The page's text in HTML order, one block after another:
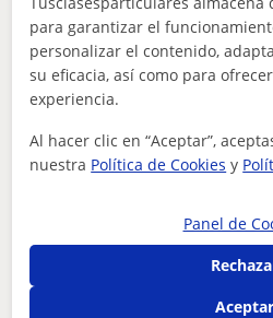
Villamediana De Iregua,
Química: Química básica
Doy clases de química
naturales) a todos los
los últimos 10 años a todos los
alumnos han aprobado y/o se
para garantizar el
personalizar el contenido,
su eficacia, así como para
experiencia.
Al hacer clic en “Aceptar”,
nuestra Política de Cookies y
Panel de
Aceptar